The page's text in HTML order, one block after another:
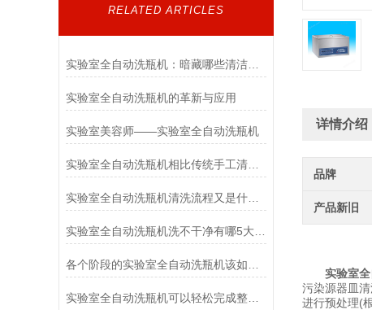
RELATED ARTICLES
实验室全自动洗瓶机：暗藏哪些清洁秘密？
实验室全自动洗瓶机的革新与应用
实验室美容师——实验室全自动洗瓶机
实验室全自动洗瓶机相比传统手工清洗的优势是什么？
实验室全自动洗瓶机清洗流程又是什么样的呢
详情介绍
品牌
产品新旧
实验室
污染源器皿
进行预处理(